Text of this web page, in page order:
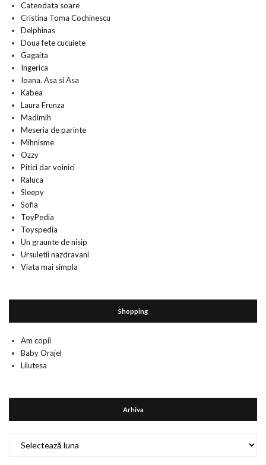
Cateodata soare
Cristina Toma Cochinescu
Delphinas
Doua fete cucuiete
Gagaita
Ingerica
Ioana. Asa si Asa
Kabea
Laura Frunza
Madimih
Meseria de parinte
Mihnisme
Ozzy
Pitici dar voinici
Raluca
Sleepy
Sofia
ToyPedia
Toyspedia
Un graunte de nisip
Ursuletii nazdravani
Viata mai simpla
Shopping
Am copil
Baby Orajel
Lilutesa
Arhiva